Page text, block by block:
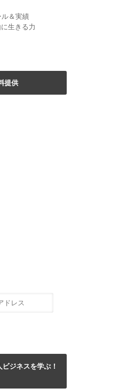
＆実績
生きる力
提供
ジネスを学ぶ！